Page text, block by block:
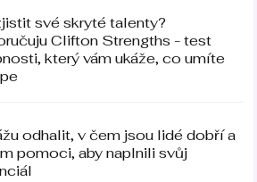
své skryté talenty?
Clifton Strengths - test
který vám ukáže, co umíte
odhalit, v čem jsou lidé dobří a
pomoci, aby naplnili svůj